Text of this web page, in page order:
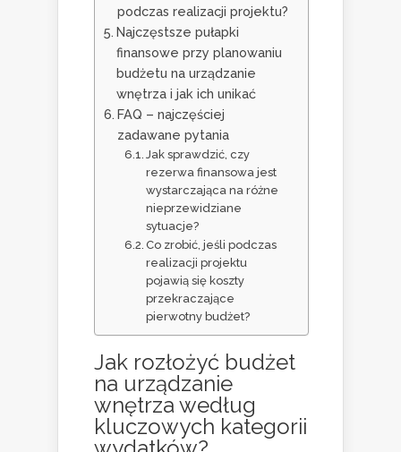
podczas realizacji projektu?
Najczęstsze pułapki
finansowe przy planowaniu
budżetu na urządzanie
wnętrza i jak ich unikać
FAQ – najczęściej
zadawane pytania
Jak sprawdzić, czy
rezerwa finansowa jest
wystarczająca na różne
nieprzewidziane
sytuacje?
Co zrobić, jeśli podczas
realizacji projektu
pojawią się koszty
przekraczające
pierwotny budżet?
Jak rozłożyć budżet
na urządzanie
wnętrza według
kluczowych kategorii